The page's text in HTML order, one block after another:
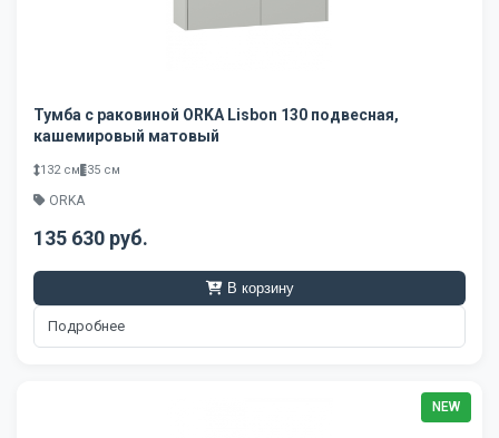
Тумба с раковиной ORKA Lisbon 130 подвесная,
кашемировый матовый
132 см 35 см
ORKA
135 630 руб.
В корзину
Подробнее
NEW